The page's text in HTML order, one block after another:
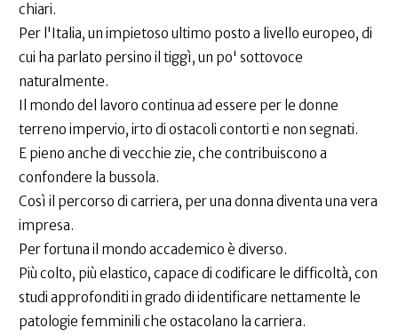
chiari.
Per l'Italia, un impietoso ultimo posto a livello europeo, di
cui ha parlato persino il tiggì, un po' sottovoce
naturalmente.
Il mondo del lavoro continua ad essere per le donne
terreno impervio, irto di ostacoli contorti e non segnati.
E pieno anche di vecchie zie, che contribuiscono a
confondere la bussola.
Così il percorso di carriera, per una donna diventa una vera
impresa.
Per fortuna il mondo accademico è diverso.
Più colto, più elastico, capace di codificare le difficoltà, con
studi approfonditi in grado di identificare nettamente le
patologie femminili che ostacolano la carriera.